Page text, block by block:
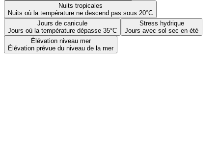
Nuits tropicales
Nuits où la température ne descend pas sous 20°C
Jours de canicule
Jours où la température dépasse 35°C
Stress hydrique
Jours avec sol sec en été
Élévation niveau mer
Élévation prévue du niveau de la mer